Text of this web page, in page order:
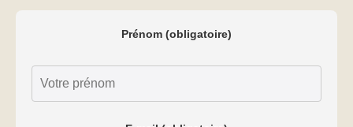
Prénom (obligatoire)